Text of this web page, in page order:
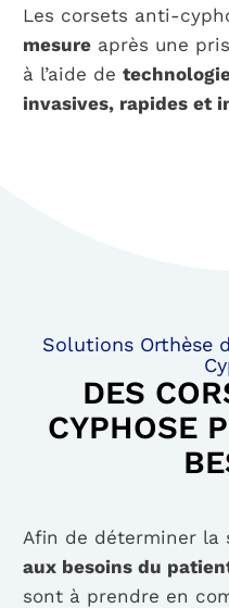
Les corsets anti-
mesureaprès une
à l’aide de
invasives, rapides et
Solutions Orthèse
DES
CYPHOSE
Afin de déterminer la
aux besoins du
sont à prendre en